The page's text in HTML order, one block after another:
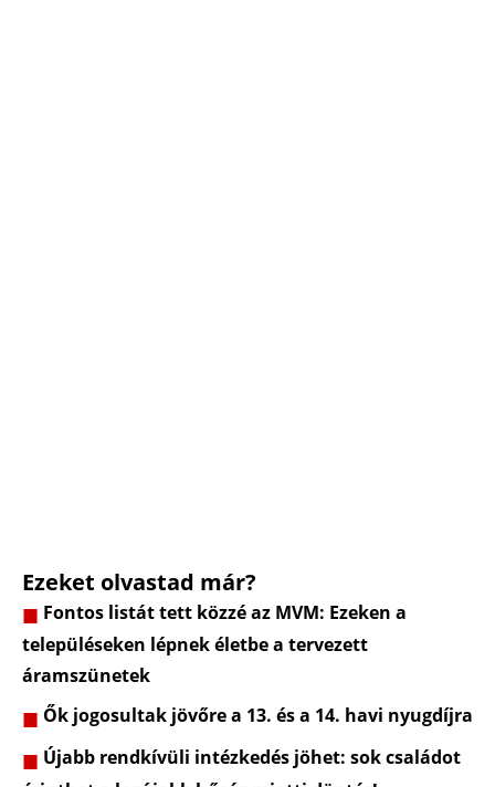
Ezeket olvastad már?
Fontos listát tett közzé az MVM: Ezeken a
településeken lépnek életbe a tervezett
áramszünetek
Ők jogosultak jövőre a 13. és a 14. havi nyugdíjra
Újabb rendkívüli intézkedés jöhet: sok családot